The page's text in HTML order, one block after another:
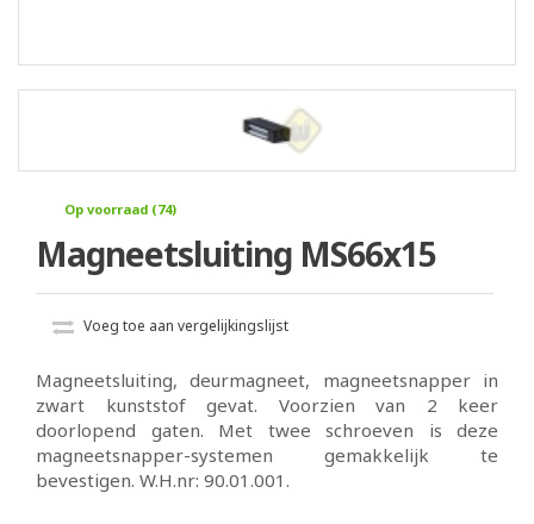
Op voorraad (74)
Magneetsluiting MS66x15
Voeg toe aan vergelijkingslijst
Magneetsluiting, deurmagneet, magneetsnapper in
zwart kunststof gevat. Voorzien van 2 keer
doorlopend gaten. Met twee schroeven is deze
magneetsnapper-systemen gemakkelijk te
bevestigen. W.H.nr: 90.01.001.